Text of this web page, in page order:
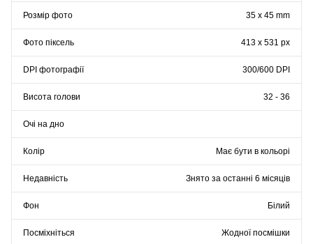
Розмір фото 35 x 45 mm
Фото піксель 413 x 531 px
DPI фотографії 300/600 DPI
Висота голови 32 - 36
Очі на дно
Колір Має бути в кольорі
Недавність Знято за останні 6 місяців
Фон Білий
Посміхніться Жодної посмішки